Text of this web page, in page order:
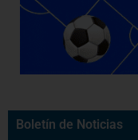
Boletín de Noticias